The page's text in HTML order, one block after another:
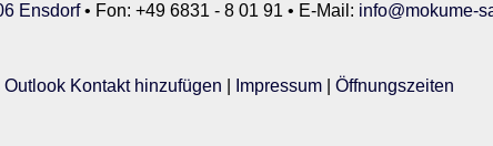
Ensdorf• Fon: +49 6831 - 8 01 91 • E-Mail: info@mokume-
Kontakt hinzufügen Impressum Öffnungszeiten